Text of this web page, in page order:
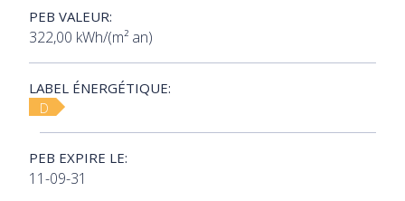
PEB VALEUR:
322,00 kWh/(m² an)
LABEL ÉNERGÉTIQUE:
D
PEB EXPIRE LE:
11-09-31